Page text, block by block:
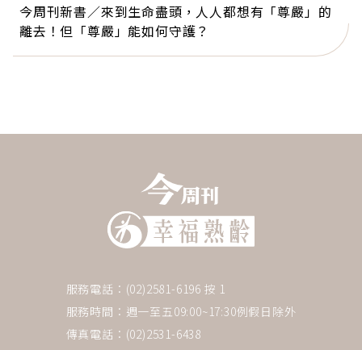
今周刊新書／來到生命盡頭，人人都想有「尊嚴」的
離去！但「尊嚴」能如何守護？
服務電話：(02)2581-6196 按 1
服務時間：週一至五09:00~17:30例假日除外
傳真電話：(02)2531-6438